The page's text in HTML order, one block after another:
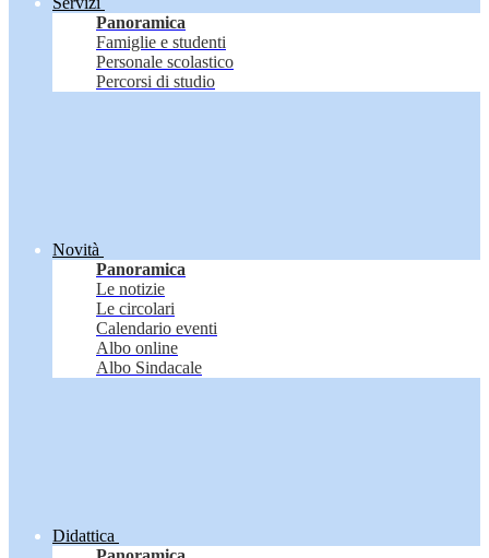
Panoramica
Famiglie e studenti
Personale scolastico
Percorsi di studio
Novità
Panoramica
Le notizie
Le circolari
Calendario eventi
Albo online
Albo Sindacale
Didattica